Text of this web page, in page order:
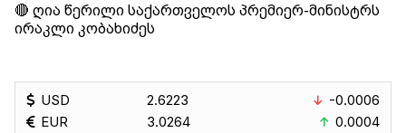
🔴 ღია წერილი საქართველოს პრემიერ-მინისტრს
ირაკლი კობახიძეს
USD
EUR
2.6223
3.0264
-0.0006
0.0004